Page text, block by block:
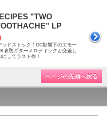
"TWO
LP
ドストック！DC影響下のエモー
哀愁ギターメロディックと交差し
してラスト作！
ページの先頭へ戻る